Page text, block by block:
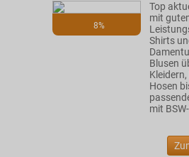
8%
Top
mit
Shirts
Blusen
Hosen
mit